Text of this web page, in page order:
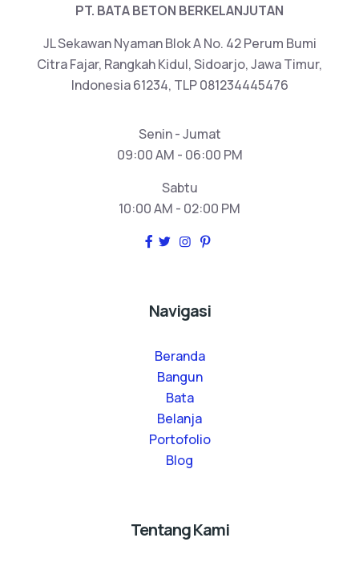
PT. BATA BETON BERKELANJUTAN
JL Sekawan Nyaman Blok A No. 42 Perum Bumi
Citra Fajar, Rangkah Kidul, Sidoarjo, Jawa Timur,
Indonesia 61234, TLP 081234445476
Senin - Jumat
09:00 AM - 06:00 PM
Sabtu
10:00 AM - 02:00 PM
Navigasi
Beranda
Bangun
Bata
Belanja
Portofolio
Blog
Tentang Kami